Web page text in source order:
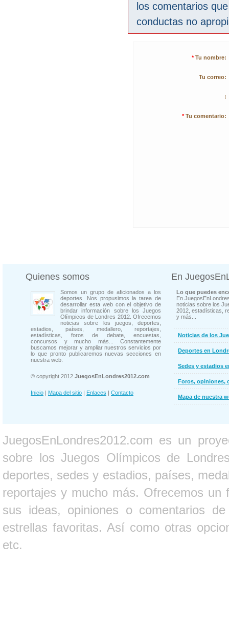
los comentarios
conductas no
* Tu nombre:
Tu correo:
:
* Tu comentario:
Quienes somos
Somos un grupo de aficionados a los
deportes. Nos propusimos la tarea de
desarrollar esta web con el objetivo de
brindar información sobre los Juegos
Olímpicos de Londres 2012. Ofrecemos
noticias sobre los juegos, deportes,
estadios, países, medallero, reportajes,
estadísticas, foros de debate, encuestas,
concursos y mucho más... Constantemente
buscamos mejorar y ampliar nuestros servicios por
lo que pronto publicaremos nuevas secciones en
nuestra web.
© copyright 2012 JuegosEnLondres2012.com
Inicio | Mapa del sitio | Enlaces | Contacto
En
Lo que puedes
En
noticias sobre los
2012, estadísticas,
y más...
Noticias de los
Deportes en
Sedes y estadios
Foros, opiniones,
Mapa de nuestra
JuegosEnLondres2012.com es un
sobre los Juegos Olímpicos de
deportes, sedes y estadios, países,
reportajes y mucho más. Ofrecemos un
sus ideas, opiniones o comentarios
estrellas favoritas. Así como otras
etc.